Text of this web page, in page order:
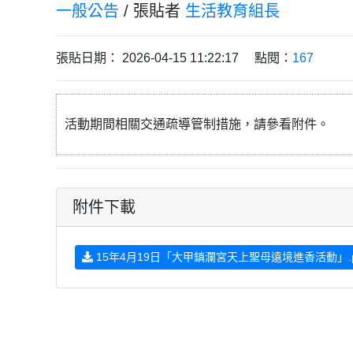
一般公告 / 張貼者 生活教育組長
張貼日期： 2026-04-15 11:22:17 點閱： 167
活動期間相關交通疏導管制措施，請參看附件。
附件下載
15年4月19日「大甲鎮瀾宮天上聖母遠境進香活動」